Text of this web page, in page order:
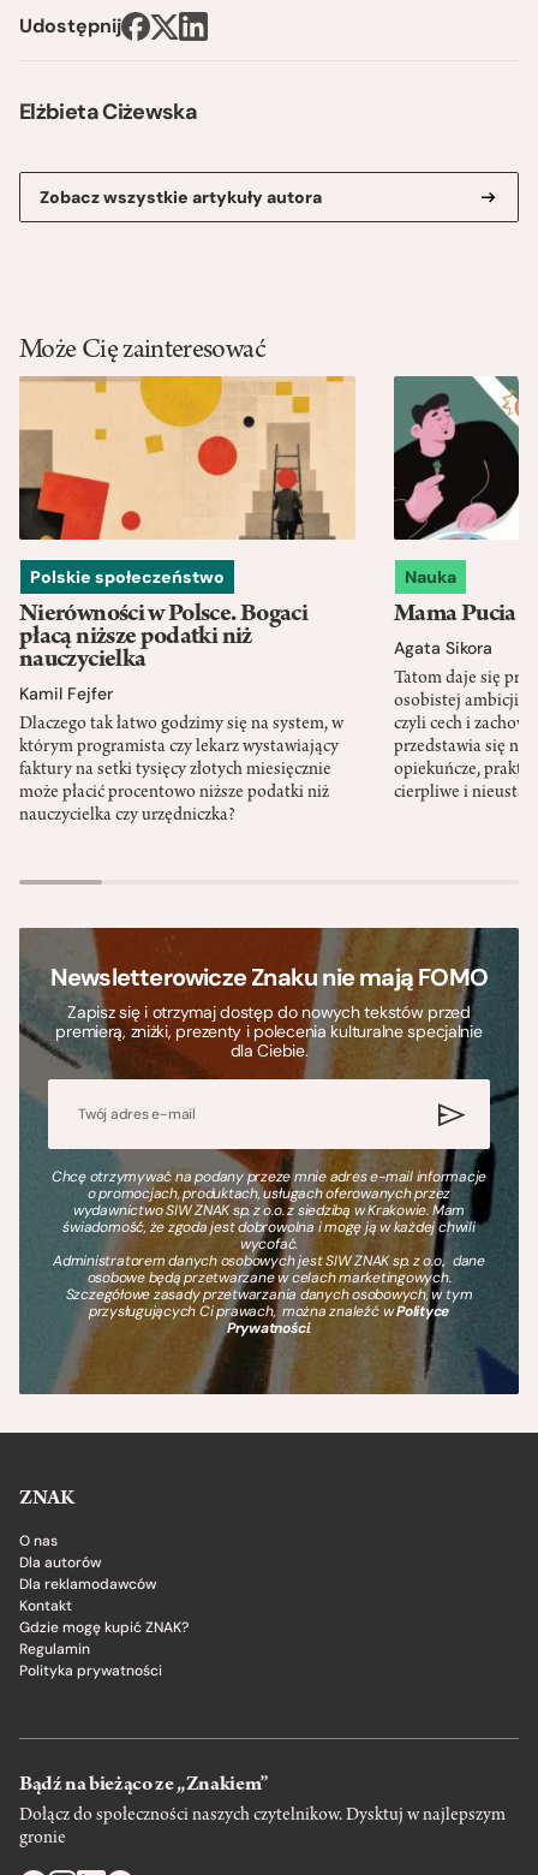
Elżbieta Ciżewska
Zobacz wszystkie artykuły autora
Udostępnij
Może Cię zainteresować
Polskie społeczeństwo
Nierówności w Polsce. Bogaci
płacą niższe podatki niż
nauczycielka
Kamil Fejfer
Dlaczego tak łatwo godzimy się na system, w
którym programista czy lekarz wystawiający
faktury na setki tysięcy złotych miesięcznie
może płacić procentowo niższe podatki niż
nauczycielka czy urzędniczka?
Nauka
Mama Pucia
Agata Sikora
Tatom daje się
osobistej ambicji,
czyli cech i
przedstawia się
opiekuńcze,
cierpliwe i
Newsletterowicze Znaku nie mają FOMO
Zapisz się i otrzymaj dostęp do nowych tekstów przed
premierą, zniżki, prezenty i polecenia kulturalne specjalnie
dla Ciebie.
Chcę otrzymywać na podany przeze mnie adres e-mail informacje
o promocjach, produktach, usługach oferowanych przez
wydawnictwo SIW ZNAK sp. z o.o. z siedzibą w Krakowie. Mam
świadomość, że zgoda jest dobrowolna i mogę ją w każdej chwili
wycofać.
Administratorem danych osobowych jest SIW ZNAK sp. z o.o., dane
osobowe będą przetwarzane w celach marketingowych.
Szczegółowe zasady przetwarzania danych osobowych, w tym
przysługujących Ci prawach, można znaleźć wPolityce
Prywatności.
ZNAK
O nas
Dla autorów
Dla reklamodawców
Kontakt
Gdzie mogę kupić ZNAK?
Regulamin
Polityka prywatności
Bądź na bieżąco ze „Znakiem”
Dołącz do społeczności naszych czytelnikow. Dysktuj w najlepszym
gronie